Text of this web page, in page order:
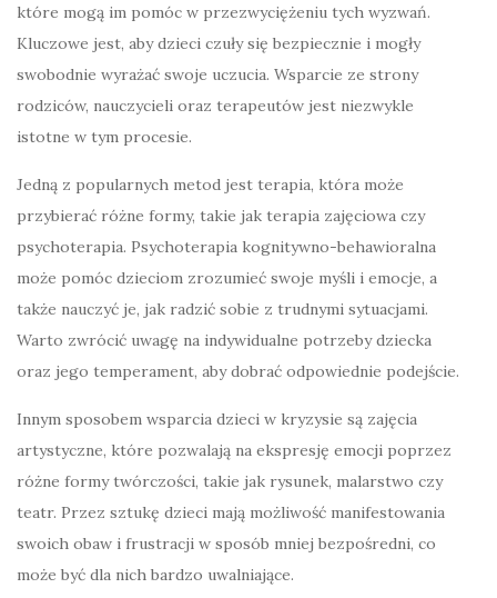
które mogą im pomóc w przezwyciężeniu tych wyzwań.
Kluczowe jest, aby dzieci czuły się bezpiecznie i mogły
swobodnie wyrażać swoje uczucia. Wsparcie ze strony
rodziców, nauczycieli oraz terapeutów jest niezwykle
istotne w tym procesie.
Jedną z popularnych metod jest terapia, która może
przybierać różne formy, takie jak terapia zajęciowa czy
psychoterapia. Psychoterapia kognitywno-behawioralna
może pomóc dzieciom zrozumieć swoje myśli i emocje, a
także nauczyć je, jak radzić sobie z trudnymi sytuacjami.
Warto zwrócić uwagę na indywidualne potrzeby dziecka
oraz jego temperament, aby dobrać odpowiednie podejście.
Innym sposobem wsparcia dzieci w kryzysie są zajęcia
artystyczne, które pozwalają na ekspresję emocji poprzez
różne formy twórczości, takie jak rysunek, malarstwo czy
teatr. Przez sztukę dzieci mają możliwość manifestowania
swoich obaw i frustracji w sposób mniej bezpośredni, co
może być dla nich bardzo uwalniające.